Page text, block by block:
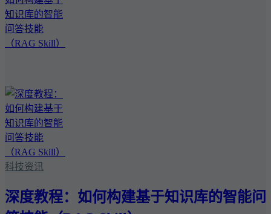
科技资讯
深度教程：如何构建基于知识库的智能问